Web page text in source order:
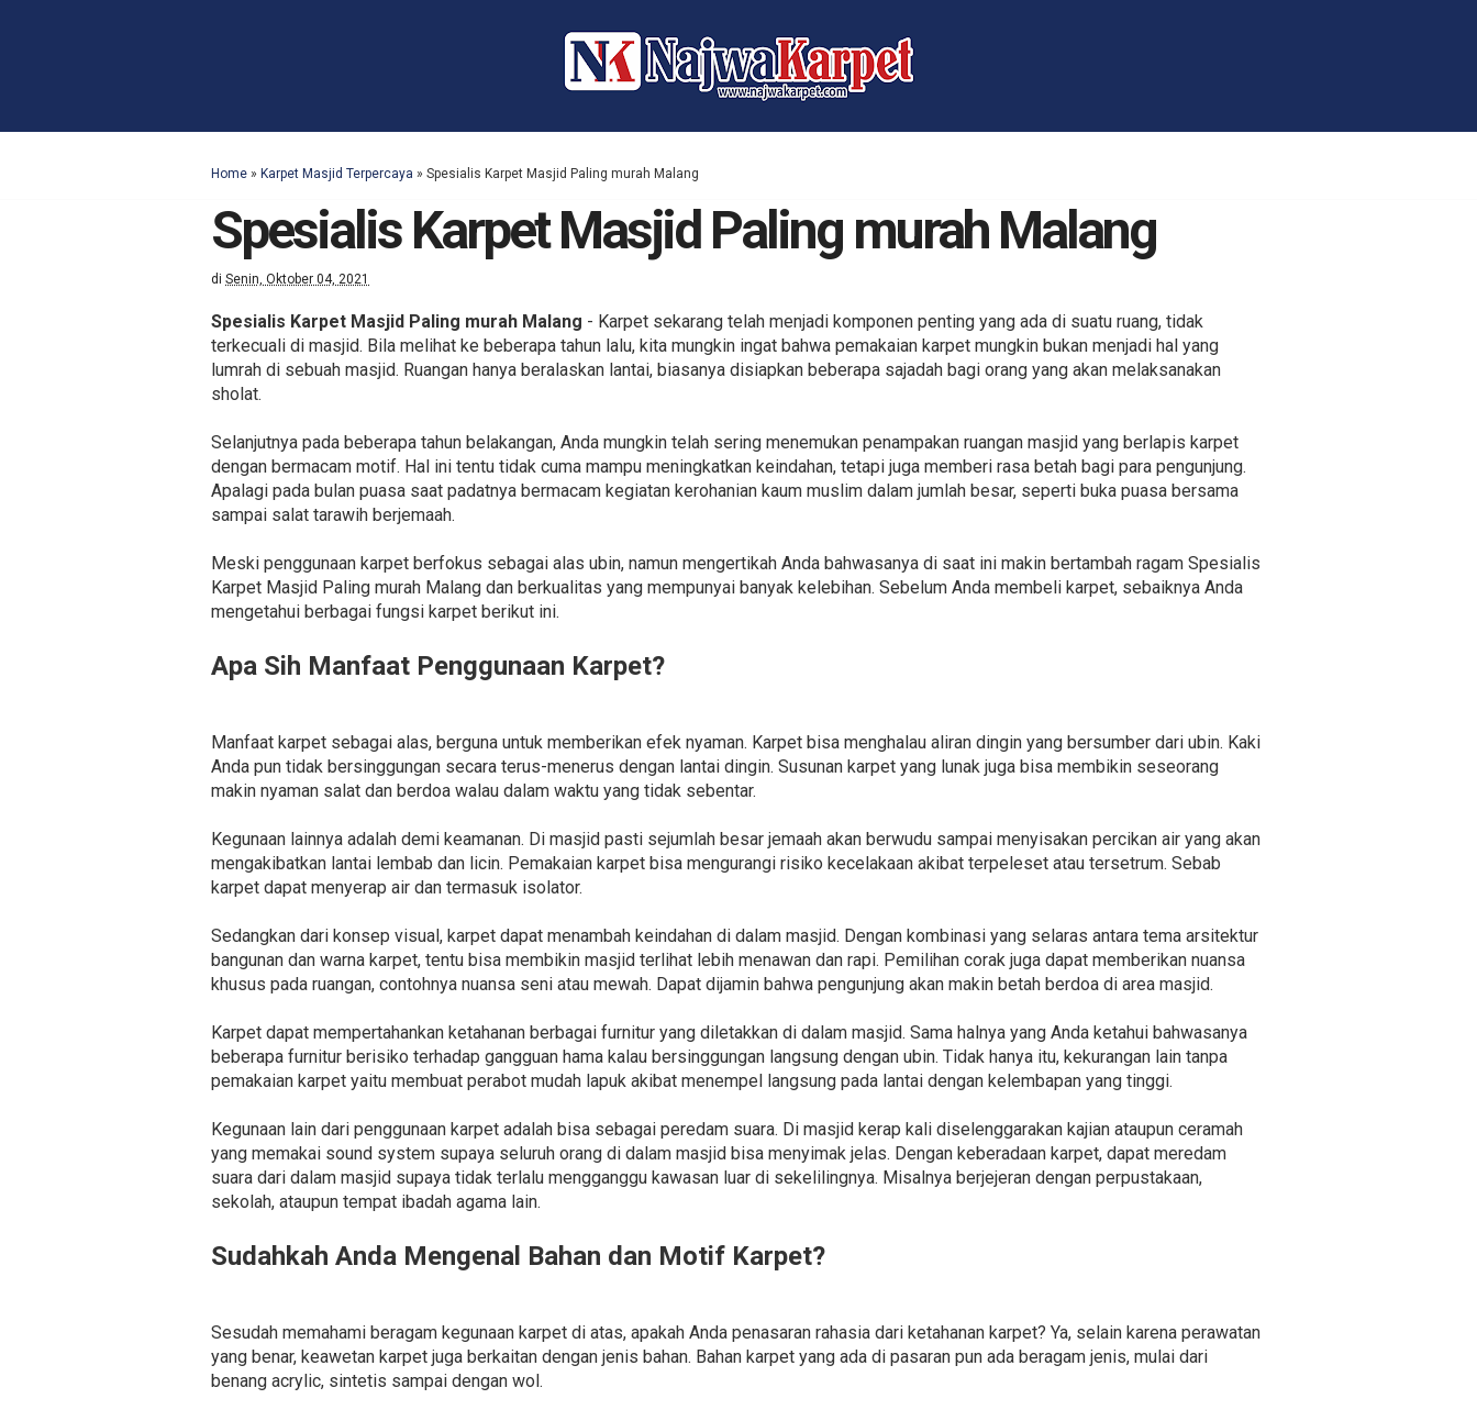
Home » Karpet Masjid Terpercaya » Spesialis Karpet Masjid Paling murah Malang
Spesialis Karpet Masjid Paling murah Malang
di Senin, Oktober 04, 2021
Spesialis Karpet Masjid Paling murah Malang - Karpet sekarang telah menjadi komponen penting yang ada di suatu ruang, tidak
terkecuali di masjid. Bila melihat ke beberapa tahun lalu, kita mungkin ingat bahwa pemakaian karpet mungkin bukan menjadi hal yang
lumrah di sebuah masjid. Ruangan hanya beralaskan lantai, biasanya disiapkan beberapa sajadah bagi orang yang akan melaksanakan
sholat.
Selanjutnya pada beberapa tahun belakangan, Anda mungkin telah sering menemukan penampakan ruangan masjid yang berlapis karpet
dengan bermacam motif. Hal ini tentu tidak cuma mampu meningkatkan keindahan, tetapi juga memberi rasa betah bagi para pengunjung.
Apalagi pada bulan puasa saat padatnya bermacam kegiatan kerohanian kaum muslim dalam jumlah besar, seperti buka puasa bersama
sampai salat tarawih berjemaah.
Meski penggunaan karpet berfokus sebagai alas ubin, namun mengertikah Anda bahwasanya di saat ini makin bertambah ragam Spesialis
Karpet Masjid Paling murah Malang dan berkualitas yang mempunyai banyak kelebihan. Sebelum Anda membeli karpet, sebaiknya Anda
mengetahui berbagai fungsi karpet berikut ini.
Apa Sih Manfaat Penggunaan Karpet?
Manfaat karpet sebagai alas, berguna untuk memberikan efek nyaman. Karpet bisa menghalau aliran dingin yang bersumber dari ubin. Kaki
Anda pun tidak bersinggungan secara terus-menerus dengan lantai dingin. Susunan karpet yang lunak juga bisa membikin seseorang
makin nyaman salat dan berdoa walau dalam waktu yang tidak sebentar.
Kegunaan lainnya adalah demi keamanan. Di masjid pasti sejumlah besar jemaah akan berwudu sampai menyisakan percikan air yang akan
mengakibatkan lantai lembab dan licin. Pemakaian karpet bisa mengurangi risiko kecelakaan akibat terpeleset atau tersetrum. Sebab
karpet dapat menyerap air dan termasuk isolator.
Sedangkan dari konsep visual, karpet dapat menambah keindahan di dalam masjid. Dengan kombinasi yang selaras antara tema arsitektur
bangunan dan warna karpet, tentu bisa membikin masjid terlihat lebih menawan dan rapi. Pemilihan corak juga dapat memberikan nuansa
khusus pada ruangan, contohnya nuansa seni atau mewah. Dapat dijamin bahwa pengunjung akan makin betah berdoa di area masjid.
Karpet dapat mempertahankan ketahanan berbagai furnitur yang diletakkan di dalam masjid. Sama halnya yang Anda ketahui bahwasanya
beberapa furnitur berisiko terhadap gangguan hama kalau bersinggungan langsung dengan ubin. Tidak hanya itu, kekurangan lain tanpa
pemakaian karpet yaitu membuat perabot mudah lapuk akibat menempel langsung pada lantai dengan kelembapan yang tinggi.
Kegunaan lain dari penggunaan karpet adalah bisa sebagai peredam suara. Di masjid kerap kali diselenggarakan kajian ataupun ceramah
yang memakai sound system supaya seluruh orang di dalam masjid bisa menyimak jelas. Dengan keberadaan karpet, dapat meredam
suara dari dalam masjid supaya tidak terlalu mengganggu kawasan luar di sekelilingnya. Misalnya berjejeran dengan perpustakaan,
sekolah, ataupun tempat ibadah agama lain.
Sudahkah Anda Mengenal Bahan dan Motif Karpet?
Sesudah memahami beragam kegunaan karpet di atas, apakah Anda penasaran rahasia dari ketahanan karpet? Ya, selain karena perawatan
yang benar, keawetan karpet juga berkaitan dengan jenis bahan. Bahan karpet yang ada di pasaran pun ada beragam jenis, mulai dari
benang acrylic, sintetis sampai dengan wol.